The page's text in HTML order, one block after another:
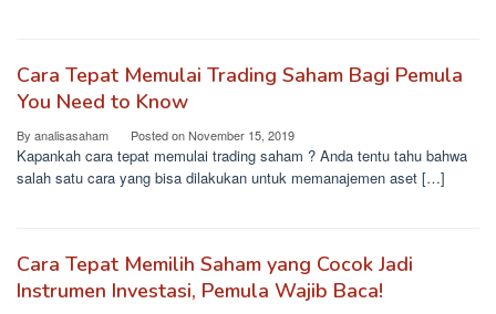
Cara Tepat Memulai Trading Saham Bagi Pemula
You Need to Know
By analisasaham Posted onNovember 15, 2019
Kapankah cara tepat memulai trading saham ? Anda tentu tahu bahwa
salah satu cara yang bisa dilakukan untuk memanajemen aset […]
Cara Tepat Memilih Saham yang Cocok Jadi
Instrumen Investasi, Pemula Wajib Baca!